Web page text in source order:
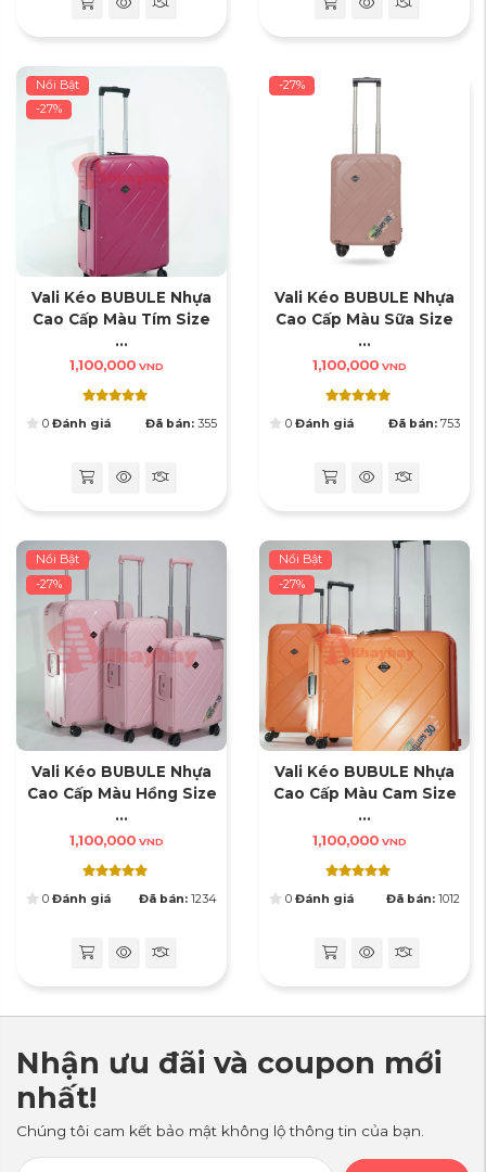
Nổi Bật
-27%
Vali Kéo BUBULE Nhựa
Cao Cấp Màu Tím Size
...
1,100,000 VND
0 Đánh giá Đã bán: 355
-27%
Vali Kéo BUBULE Nhựa
Cao Cấp Màu Sữa Size
...
1,100,000 VND
0 Đánh giá Đã bán: 753
Nổi Bật
-27%
Vali Kéo BUBULE Nhựa
Cao Cấp Màu Hồng Size
...
1,100,000 VND
0 Đánh giá Đã bán: 1234
Nổi Bật
-27%
Vali Kéo BUBULE Nhựa
Cao Cấp Màu Cam Size
...
1,100,000 VND
0 Đánh giá Đã bán: 1012
Nhận ưu đãi và coupon mới
nhất!
Chúng tôi cam kết bảo mật không lộ thông tin của bạn.